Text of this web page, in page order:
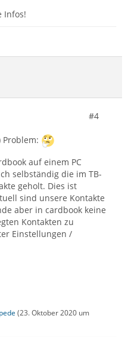
Infos!
#4
Problem:
auf einem PC
selbständig die im TB-
geholt. Dies ist
sind unsere Kontakte
aber in cardbook keine
Kontakten zu
Einstellungen /
(23. Oktober 2020 um